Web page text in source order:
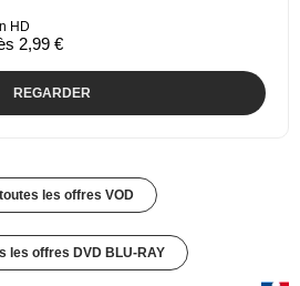
HD
2,99 €
REGARDER
les offres VOD
les offres DVD BLU-RAY